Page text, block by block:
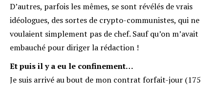
D’autres, parfois les mêmes, se sont révélés de vrais
idéologues, des sortes de crypto-communistes, qui ne
voulaient simplement pas de chef. Sauf qu’on m’avait
embauché pour diriger la rédaction !
Et puis il y a eu le confinement…
Je suis arrivé au bout de mon contrat forfait-jour (175